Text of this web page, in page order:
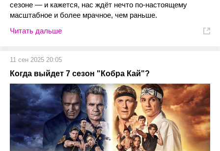
сезоне — и кажется, нас ждёт нечто по-настоящему
масштабное и более мрачное, чем раньше.
Читать дальше
11 сен 2025 20:05
Когда выйдет 7 сезон "Кобра Кай"?